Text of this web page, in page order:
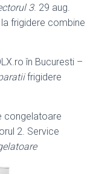
3. 29 aug.
frigidere combine
în Bucuresti –
frigidere
congelatoare
2. Service